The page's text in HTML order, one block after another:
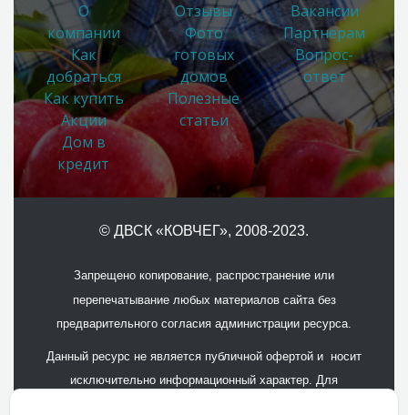
О
компании
Как
добраться
Как купить
Акции
Дом в
кредит
Отзывы
Фото
готовых
домов
Полезные
статьи
Вакансии
Партнерам
Вопрос-
ответ
© ДВСК «КОВЧЕГ», 2008-2023.
Запрещено копирование, распространение или
перепечатывание любых материалов сайта без
предварительного согласия администрации ресурса.
Данный ресурс не является публичной офертой и носит
исключительно информационный характер. Для